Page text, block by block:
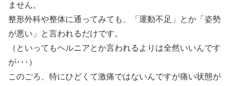
ません。
整形外科や整体に通ってみても、「運動不足」とか「姿勢
が悪い」と言われるだけです。
（といってもヘルニアとか言われるよりは全然いいんです
が･･･）
このごろ、特にひどくて激痛ではないんですが痛い状態が